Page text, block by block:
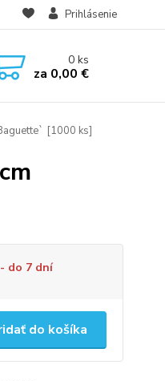
Prihlásenie
0ks
za 0,00 €
[1000 ks]
do 7 dní
do košíka